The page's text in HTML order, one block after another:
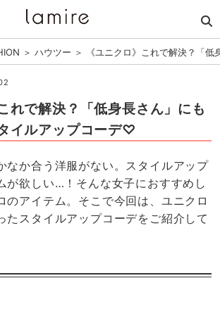
＞ ハウツー ＞ 《ユニクロ》これで解決？「
れで解決？「低身長さん」にも
イルアップコーデ♡
なか合う洋服がない。スタイルアップ
が欲しい…！そんな女子におすすめし
のアイテム。そこで今回は、ユニクロ
たスタイルアップコーデをご紹介して